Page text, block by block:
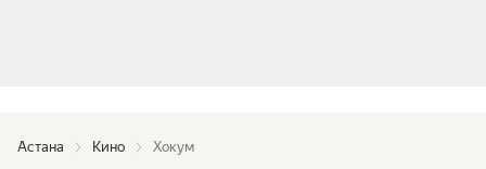
Астана Кино Хокум